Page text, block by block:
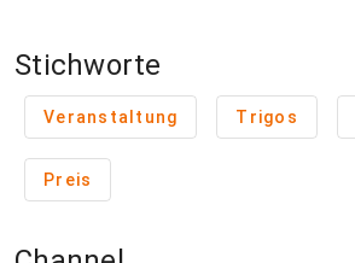
Stichworte
Veranstaltung Trigos
Preis